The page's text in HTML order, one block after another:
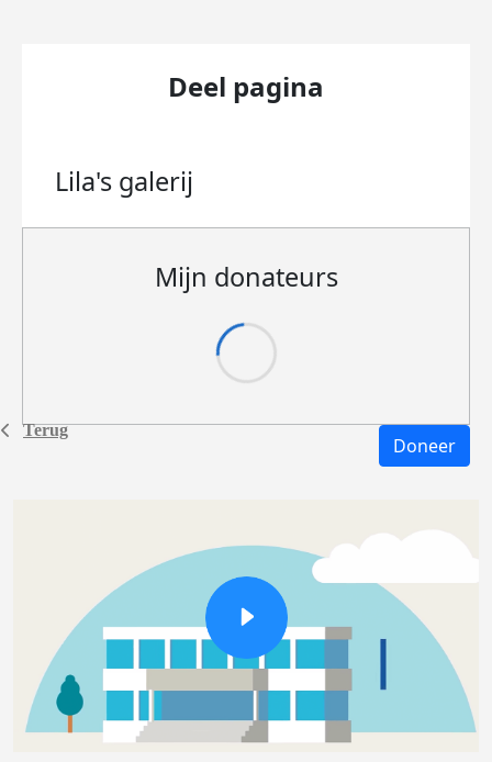
Terug
Deel pagina
Lila's galerij
Mijn donateurs
Doneer